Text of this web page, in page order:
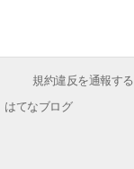
規約違反を通報する
はてなブログ